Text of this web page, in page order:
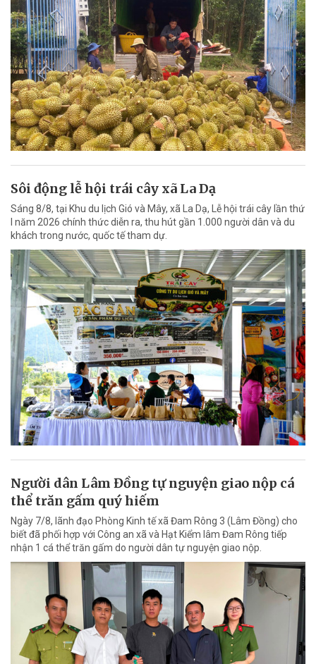
Sôi động lễ hội trái cây xã La Dạ
Sáng 8/8, tại Khu du lịch Gió và Mây, xã La Dạ, Lễ hội trái cây lần thứ
I năm 2026 chính thức diễn ra, thu hút gần 1.000 người dân và du
khách trong nước, quốc tế tham dự.
Người dân Lâm Đồng tự nguyện giao nộp cá
thể trăn gấm quý hiếm
Ngày 7/8, lãnh đạo Phòng Kinh tế xã Đam Rông 3 (Lâm Đồng) cho
biết đã phối hợp với Công an xã và Hạt Kiểm lâm Đam Rông tiếp
nhận 1 cá thể trăn gấm do người dân tự nguyện giao nộp.